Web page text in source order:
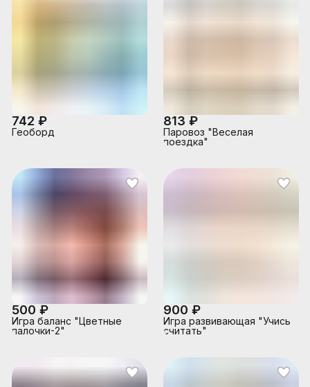
742 ₽
Геоборд
813 ₽
Паровоз "Веселая
поездка"
500 ₽
Игра баланс "Цветные
палочки-2"
900 ₽
Игра развивающая "Учись
считать"